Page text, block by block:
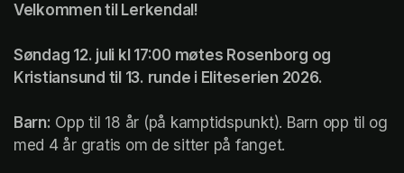
Velkommen til Lerkendal!
Søndag 12. juli kl 17:00 møtes Rosenborg og
Kristiansund til 13. runde i Eliteserien 2026.
Barn: Opp til 18 år (på kamptidspunkt). Barn opp til og
med 4 år gratis om de sitter på fanget.